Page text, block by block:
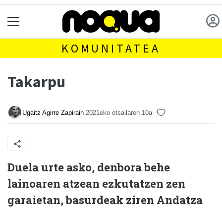
KOMUNITATEA
Takarpu
Ugaitz Agirre Zapirain 2021eko otsailaren 10a
Duela urte asko, denbora behe
lainoaren atzean ezkutatzen zen
garaietan, basurdeak ziren Andatza